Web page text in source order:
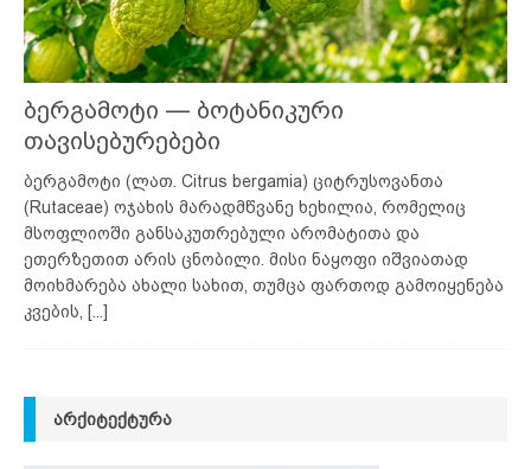
ბერგამოტი — ბოტანიკური
თავისებურებები
ბერგამოტი (ლათ. Citrus bergamia) ციტრუსოვანთა
(Rutaceae) ოჯახის მარადმწვანე ხეხილია, რომელიც
მსოფლიოში განსაკუთრებული არომატითა და
ეთერზეთით არის ცნობილი. მისი ნაყოფი იშვიათად
მოიხმარება ახალი სახით, თუმცა ფართოდ გამოიყენება
კვების, [...]
ᲐᲠᲥᲘᲢᲔᲥᲢᲣᲠᲐ